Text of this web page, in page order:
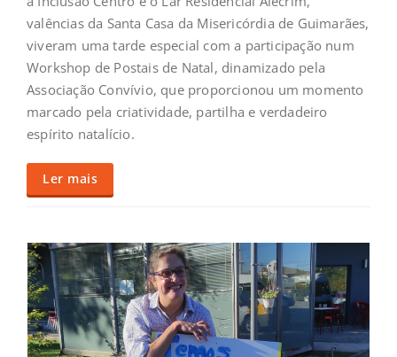
valências da Santa Casa da Misericórdia de Guimarães,
viveram uma tarde especial com a participação num
Workshop de Postais de Natal, dinamizado pela
Associação Convívio, que proporcionou um momento
marcado pela criatividade, partilha e verdadeiro
espírito natalício.
Ler mais